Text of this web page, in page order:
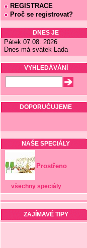
REGISTRACE
Proč se registrovat?
DNES JE
Pátek 07.08. 2026
Dnes má svátek Lada
VYHLEDÁVÁNÍ
DOPORUČUJEME
NAŠE SPECIÁLY
Prostřeno
všechny speciály
ZAJÍMAVÉ TIPY